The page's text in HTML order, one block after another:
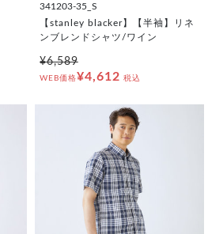
341203-35_S
【stanley blacker】【半袖】リネ
ンブレンドシャツ/ワイン
¥6,589
WEB価格¥4,612 税込